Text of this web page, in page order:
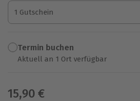
1 Gutschein
1 Gutschein
1 Gutschein
Termin buchen
Aktuell an 1 Ort verfügbar
15,90 €